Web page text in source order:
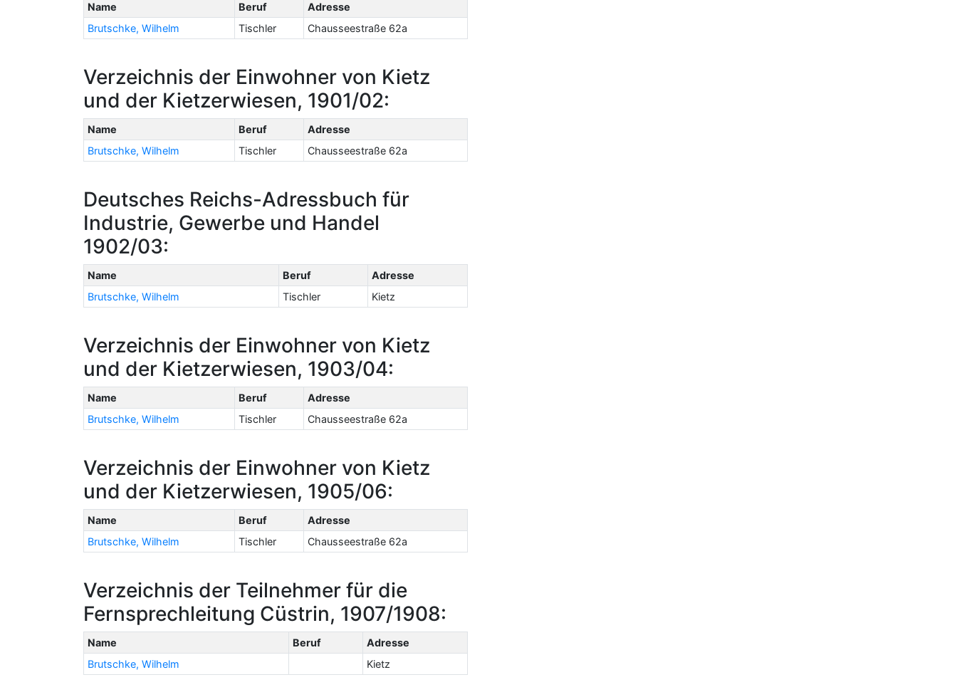
Name Beruf
Adresse
Brutschke, Wilhelm
Tischler Chausseestraße 62a
Verzeichnis der Einwohner von Kietz
und der Kietzerwiesen, 1901/02:
Name Beruf
Adresse
Brutschke, Wilhelm
Tischler Chausseestraße 62a
Deutsches Reichs-Adressbuch für
Industrie, Gewerbe und Handel
1902/03:
Name Beruf
Adresse
Brutschke, Wilhelm
Tischler Kietz
Verzeichnis der Einwohner von Kietz
und der Kietzerwiesen, 1903/04:
Name Beruf
Adresse
Brutschke, Wilhelm
Tischler Chausseestraße 62a
Verzeichnis der Einwohner von Kietz
und der Kietzerwiesen, 1905/06:
Name Beruf
Adresse
Brutschke, Wilhelm
Tischler Chausseestraße 62a
Verzeichnis der Teilnehmer für die
Fernsprechleitung Cüstrin, 1907/1908:
Name Beruf
Adresse
Brutschke, Wilhelm
Kietz